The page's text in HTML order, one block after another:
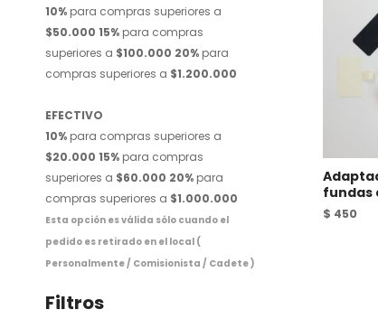
10% para compras superiores a
$50.000 15% para compras
superiores a $100.000 20% para
compras superiores a $1.200.000
EFECTIVO
10% para compras superiores a
$20.000 15% para compras
superiores a $60.000 20% para
compras superiores a $1.000.000
Esta opción es válida sólo cuando el
pedido es retirado en el local (
Personalmente / Comisionista / Cadete )
Filtros
fundas
$ 450